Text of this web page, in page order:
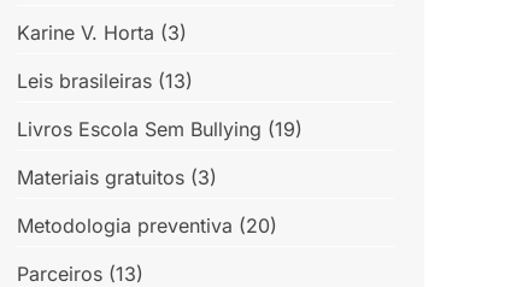
Karine V. Horta (3)
Leis brasileiras(13)
Livros Escola Sem Bullying (19)
Materiais gratuitos(3)
Metodologia preventiva (20)
Parceiros(13)